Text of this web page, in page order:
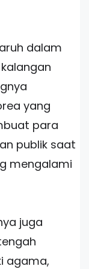
dalam
yang
para
publik saat
mengalami
juga
agama,